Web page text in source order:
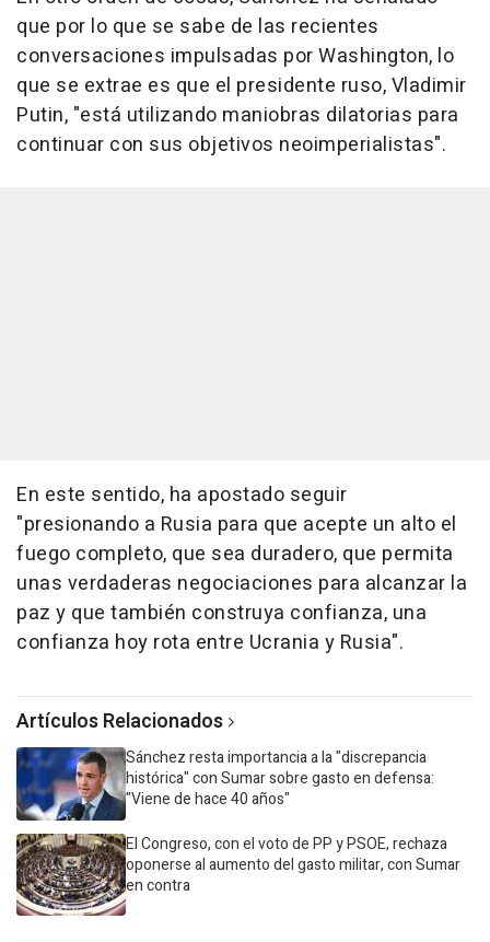
que por lo que se sabe de las recientes
conversaciones impulsadas por Washington, lo
que se extrae es que el presidente ruso, Vladimir
Putin, "está utilizando maniobras dilatorias para
continuar con sus objetivos neoimperialistas".
En este sentido, ha apostado seguir
"presionando a Rusia para que acepte un alto el
fuego completo, que sea duradero, que permita
unas verdaderas negociaciones para alcanzar la
paz y que también construya confianza, una
confianza hoy rota entre Ucrania y Rusia".
Artículos Relacionados
Sánchez resta importancia a la "discrepancia
histórica" con Sumar sobre gasto en defensa:
"Viene de hace 40 años"
El Congreso, con el voto de PP y PSOE, rechaza
oponerse al aumento del gasto militar, con Sumar
en contra